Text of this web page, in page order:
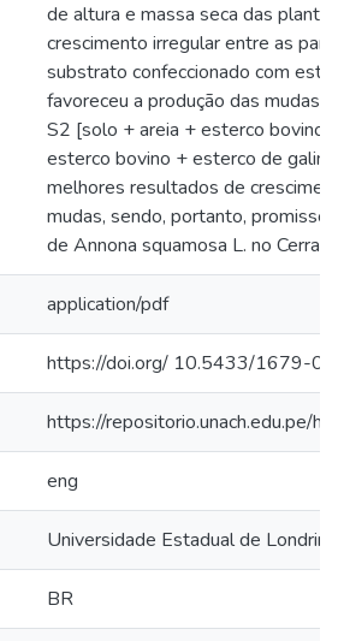
de altura e massa seca das
crescimento irregular entre as
substrato confeccionado com
favoreceu a produção das mudas
S2 [solo + areia + esterco
esterco bovino + esterco de
melhores resultados de
mudas, sendo, portanto,
de Annona squamosa L. no
application/pdf
https://doi.org/ 10.5433/1679-
https://repositorio.unach.edu.pe/
eng
Universidade Estadual de Londrina
BR